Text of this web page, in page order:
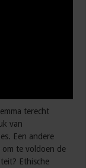
terecht
van
Een andere
te voldoen de
Ethische